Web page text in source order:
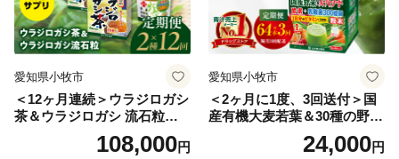
愛知県小牧市
＜12ヶ月連続＞ウラジロガシ
茶＆ウラジロガシ 流石粒
山本漢方 定期便108,000円
愛知県小牧市
＜2ヶ月に1度、3回送付＞国
産有機大麦若葉＆30種の野
菜 山本漢方 定期便
24,000円